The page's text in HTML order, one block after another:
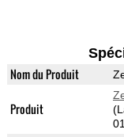
Nom du Produit
Produit